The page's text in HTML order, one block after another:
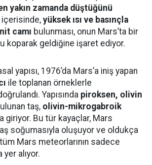
yakın zamanda düştüğünü
içerisinde, yüksek ısı ve basınçla
camı bulunması, onun Mars’ta bir
koparak geldiğine işaret ediyor.
yapısı, 1976’da Mars’a iniş yapan
ile toplanan örneklerle
Yapısında piroksen, olivin
taş, olivin-mikrogabroik
giriyor. Bu tür kayaçlar, Mars
soğumasıyla oluşuyor ve oldukça
Mars meteorlarının sadece
yer alıyor.